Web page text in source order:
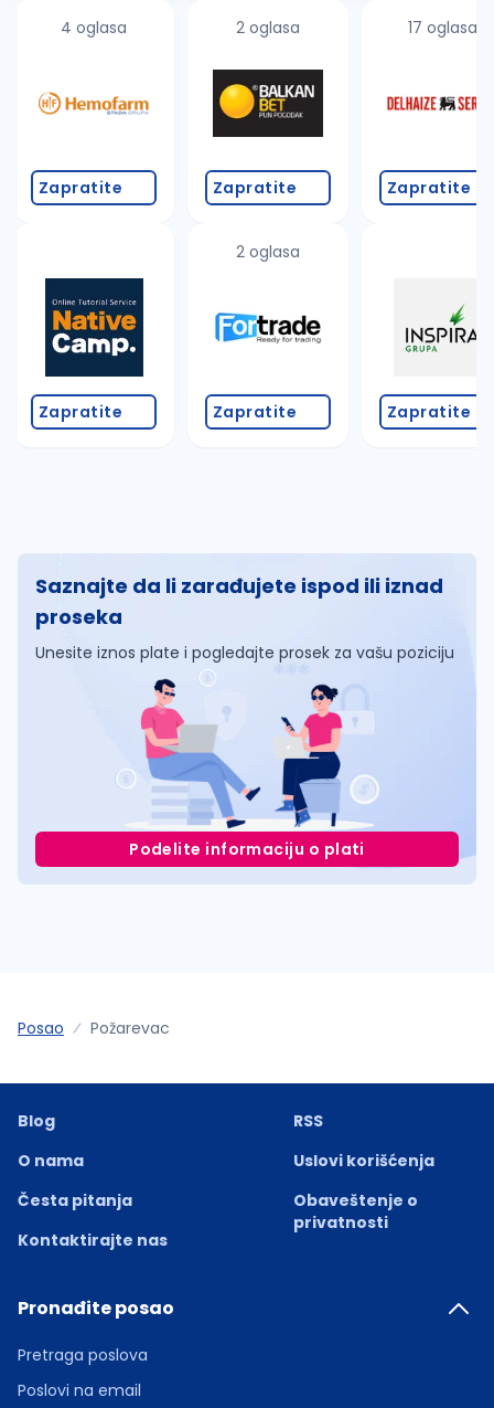
4 oglasa
Zapratite
Zapratite
2 oglasa
Zapratite
2 oglasa
Zapratite
17 oglasa
Zapratite
Zapratite
Saznajte da li zarađujete ispod ili iznad
proseka
Unesite iznos plate i pogledajte prosek za vašu poziciju
Podelite informaciju o plati
Posao Požarevac
Blog
O nama
Česta pitanja
Kontaktirajte nas
RSS
Uslovi korišćenja
Obaveštenje o
privatnosti
Pronađite posao
Pretraga poslova
Poslovi na email